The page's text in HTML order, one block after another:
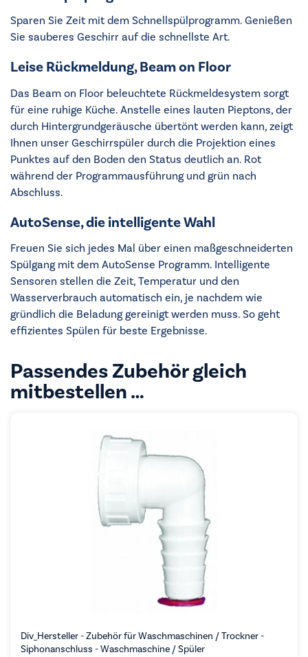
Sparen Sie Zeit mit dem Schnellspülprogramm. Genießen
Sie sauberes Geschirr auf die schnellste Art.
Leise Rückmeldung, Beam on Floor
Das Beam on Floor beleuchtete Rückmeldesystem sorgt
für eine ruhige Küche. Anstelle eines lauten Pieptons, der
durch Hintergrundgeräusche übertönt werden kann, zeigt
Ihnen unser Geschirrspüler durch die Projektion eines
Punktes auf den Boden den Status deutlich an. Rot
während der Programmausführung und grün nach
Abschluss.
AutoSense, die intelligente Wahl
Freuen Sie sich jedes Mal über einen maßgeschneiderten
Spülgang mit dem AutoSense Programm. Intelligente
Sensoren stellen die Zeit, Temperatur und den
Wasserverbrauch automatisch ein, je nachdem wie
gründlich die Beladung gereinigt werden muss. So geht
effizientes Spülen für beste Ergebnisse.
Passendes Zubehör gleich
mitbestellen …
Div_Hersteller - Zubehör für Waschmaschinen / Trockner -
Siphonanschluss - Waschmaschine / Spüler